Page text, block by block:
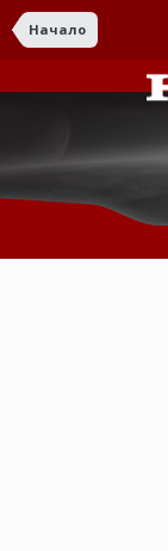
Начало